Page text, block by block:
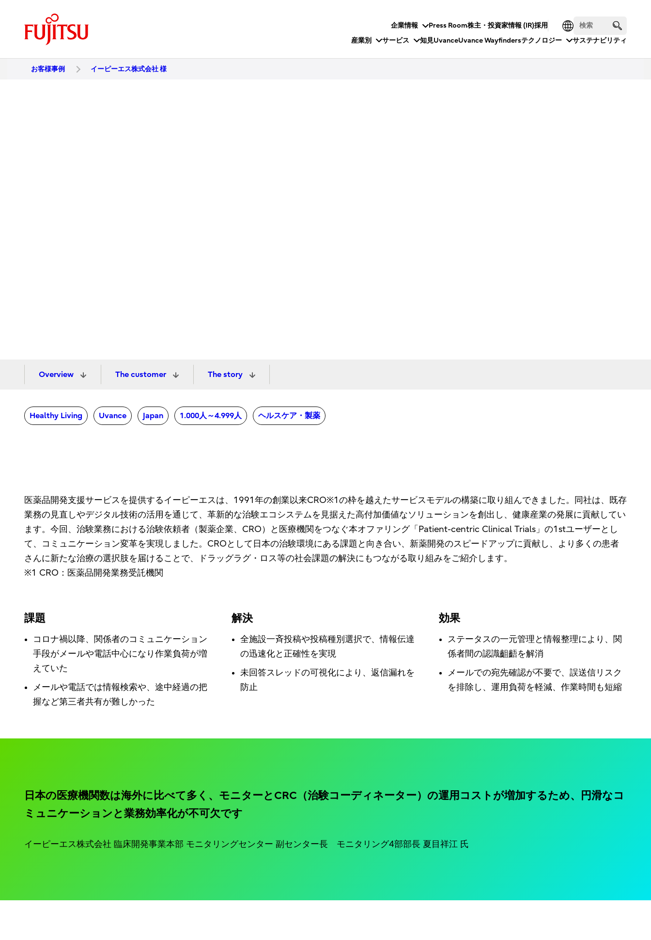
企業情報 Press Room株主・投資家情報 (IR)採用
産業別
サービス 知見UvanceUvance Wayfindersテクノロジー サステナビリティ
お客様事例 イーピーエス株式会社 様
Overview The customer The story
Healthy Living Uvance Japan 1.000人～4.999人 ヘルスケア・製薬
医薬品開発支援サービスを提供するイーピーエスは、1991年の創業以来CRO※1の枠を越えたサービスモデルの構築に取り組んできました。同社は、既存
業務の見直しやデジタル技術の活用を通じて、革新的な治験エコシステムを見据えた高付加価値なソリューションを創出し、健康産業の発展に貢献してい
ます。今回、治験業務における治験依頼者（製薬企業、CRO）と医療機関をつなぐ本オファリング「Patient-centric Clinical Trials」の1stユーザーとし
て、コミュニケーション変革を実現しました。CROとして日本の治験環境にある課題と向き合い、新薬開発のスピードアップに貢献し、より多くの患者
さんに新たな治療の選択肢を届けることで、ドラッグラグ・ロス等の社会課題の解決にもつながる取り組みをご紹介します。
※1 CRO：医薬品開発業務受託機関
課題
コロナ禍以降、関係者のコミュニケーション
手段がメールや電話中心になり作業負荷が増
えていた
メールや電話では情報検索や、途中経過の把
握など第三者共有が難しかった
解決
全施設一斉投稿や投稿種別選択で、情報伝達
の迅速化と正確性を実現
未回答スレッドの可視化により、返信漏れを
防止
効果
ステータスの一元管理と情報整理により、関
係者間の認識齟齬を解消
メールでの宛先確認が不要で、誤送信リスク
を排除し、運用負荷を軽減、作業時間も短縮
日本の医療機関数は海外に比べて多く、モニターとCRC（治験コーディネーター）の運用コストが増加するため、円滑なコ
ミュニケーションと業務効率化が不可欠です
イーピーエス株式会社 臨床開発事業本部 モニタリングセンター 副センター長 モニタリング4部部長 夏目祥江 氏